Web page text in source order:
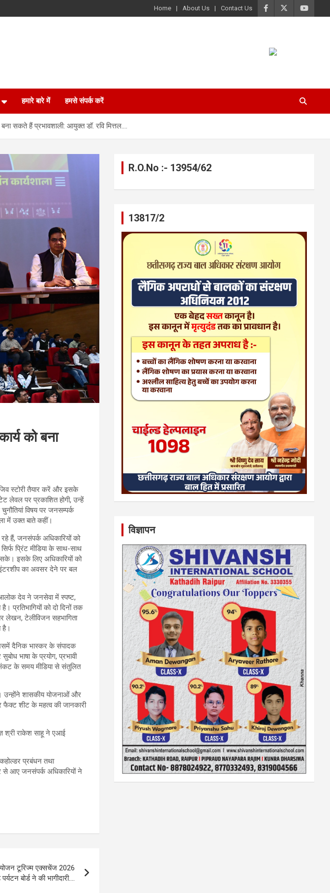
Home About Us Contact Us
हमारे बारे में हमसे संपर्क करें
सकते हैं प्रभावशाली: आयुक्त डॉ. रवि मित्तल….
को बना
स्टोरी तैयार करें और इसके
लेवल पर प्रकाशित होगी, उन्हें
विषय पर जनसम्पर्क
में उक्त बाते कहीं।
हैं, जनसंपर्क अधिकारियों को
प्रिंट मीडिया के साथ-साथ
इसके लिए अधिकारियों को
का अवसर देने पर बल
आलोक देव ने जनसेवा में स्पष्ट,
प्रतिभागियों को दो दिनों तक
लेखन, टेलीविजन सहभागिता
है।
दैनिक भास्कर के संपादक
भाषा के प्रयोग, प्रभावी
संकट के समय मीडिया से संतुलित
उन्होंने शासकीय योजनाओं और
फैक्ट शीट के महत्व की जानकारी
श्री राकेश साहू ने एआई
प्रबंधन तथा
से आए जनसंपर्क अधिकारियों ने
टूरिज्म एक्सचेंज 2026
बोर्ड ने की भागीदारी….
R.O.No :- 13954/62
13817/2
विज्ञापन